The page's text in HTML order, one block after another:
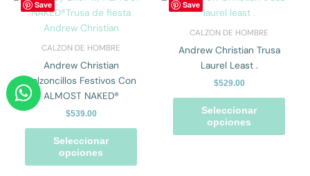
W
h
a
s
producto
Save
CALZON DE HOMBRE
Andrew Christian
Calzoncillos Festivos Con
ALMOST NAKED®
$539.00
Seleccionar
opciones
producto
elegir
la
Save
CALZON DE HOMBRE
Andrew Christian Trusa
Laurel Least .
$529.00
Seleccionar
opciones
se
elegir